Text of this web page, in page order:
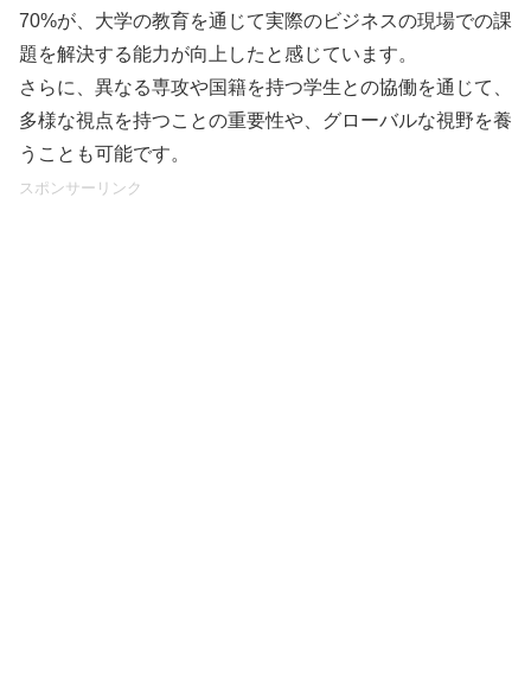
70%が、大学の教育を通じて実際のビジネスの現場での課
題を解決する能力が向上したと感じています。
さらに、異なる専攻や国籍を持つ学生との協働を通じて、
多様な視点を持つことの重要性や、グローバルな視野を養
うことも可能です。
スポンサーリンク